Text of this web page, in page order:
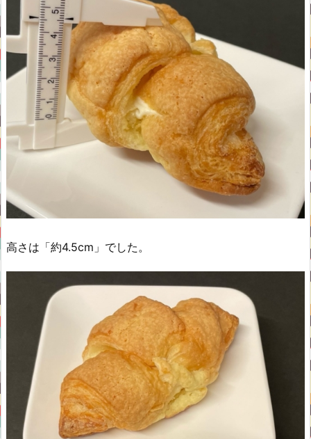
高さは「約4.5cm」でした。